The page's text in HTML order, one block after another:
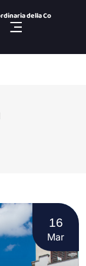
della Co
Ambie
per i cetacei
Via Ligur
16
Mar